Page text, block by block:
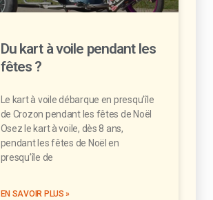
Du kart à voile pendant les
fêtes ?
Le kart à voile débarque en presqu’île
de Crozon pendant les fêtes de Noël
Osez le kart à voile, dès 8 ans,
pendant les fêtes de Noël en
presqu’île de
EN SAVOIR PLUS »